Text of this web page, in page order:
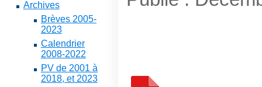
Archives
Brèves 2005-
2023
Calendrier
2008-2022
PV de 2001 à
2018, et 2023